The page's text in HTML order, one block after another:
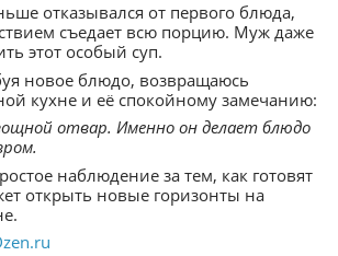
отказывался от первого блюда,
съедает всю порцию. Муж даже
этот особый суп.
новое блюдо, возвращаюсь
кухне и её спокойному замечанию:
отвар. Именно он делает блюдо
наблюдение за тем, как готовят
открыть новые горизонты на